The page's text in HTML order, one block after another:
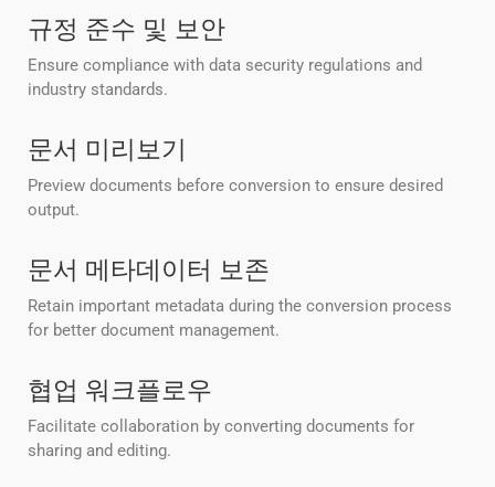
규정 준수 및 보안
Ensure compliance with data security regulations and
industry standards.
문서 미리보기
Preview documents before conversion to ensure desired
output.
문서 메타데이터 보존
Retain important metadata during the conversion process
for better document management.
협업 워크플로우
Facilitate collaboration by converting documents for
sharing and editing.